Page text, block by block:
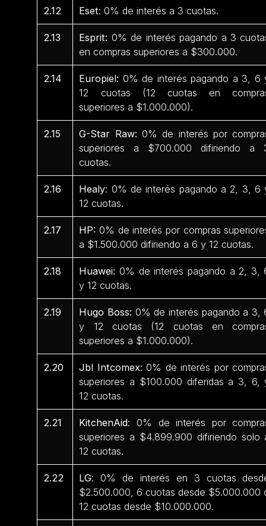
2.12 Eset: 0% de interés a 3 cuotas.
2.13 Esprit: 0% de interés pagando a 3
en compras superiores a $300.000.
2.14 Europiel: 0% de interés pagando a 3, 6
12 cuotas (12 cuotas en
superiores a $1.000.000).
2.15 G-Star Raw: 0% de interés por
superiores a $700.000 difiriendo a
cuotas.
2.16 Healy: 0% de interés pagando a 2, 3, 6
12 cuotas.
2.17 HP: 0% de interés por compras
a $1.500.000 difiriendo a 6 y 12 cuotas.
2.18 Huawei: 0% de interés pagando a 2, 3,
y 12 cuotas.
2.19 Hugo Boss: 0% de interés pagando a 3,
y 12 cuotas (12 cuotas en
superiores a $1.000.000).
2.20 Jbl Intcomex: 0% de interés por
superiores a $100.000 diferidas a 3, 6,
12 cuotas.
2.21 KitchenAid: 0% de interés por
superiores a $4.899.900 difiriendo solo
12 cuotas.
2.22 LG: 0% de interés en 3 cuotas
$2.500.000, 6 cuotas desde $5.000.000
12 cuotas desde $10.000.000.